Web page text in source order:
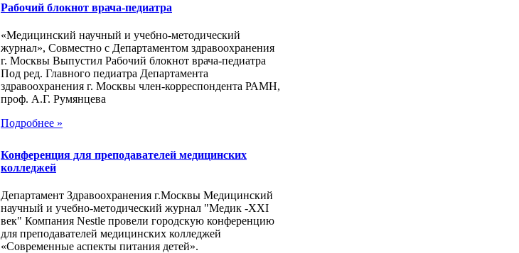
Рабочий блокнот врача-педиатра
«Медицинский научный и учебно-методический
журнал», Совместно с Департаментом здравоохранения
г. Москвы Выпустил Рабочий блокнот врача-педиатра
Под ред. Главного педиатра Департамента
здравоохранения г. Москвы член-корреспондента РАМН,
проф. А.Г. Румянцева
Подробнее »
Конференция для преподавателей медицинских
колледжей
Департамент Здравоохранения г.Москвы Медицинский
научный и учебно-методический журнал "Медик -ХХI
век" Компания Nestle провели городскую конференцию
для преподавателей медицинских колледжей
«Современные аспекты питания детей».